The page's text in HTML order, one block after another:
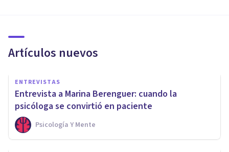
Artículos nuevos
ENTREVISTAS
Entrevista a Marina Berenguer: cuando la
psicóloga se convirtió en paciente
Psicología Y Mente